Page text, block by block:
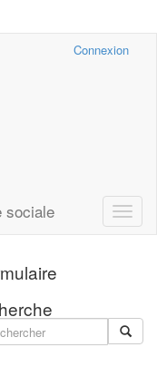
Connexion
sociale
Toggle